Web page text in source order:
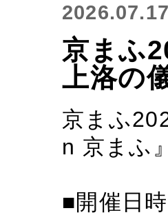
2026.07.17
京まふ
上洛の
京まふ
n 京まふ
■開催日